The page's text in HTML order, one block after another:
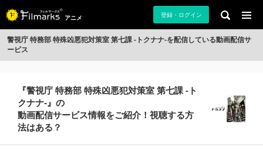
アニメ 登録・ログイン
警視庁 特務部 特殊凶悪犯対策室 第七課 -トクナナ-を配信している動画配信サ
ービス
『警視庁 特務部 特殊凶悪犯対策室 第七課 -ト
クナナ-』の
動画配信サービス情報をご紹介！視聴する方
法はある？